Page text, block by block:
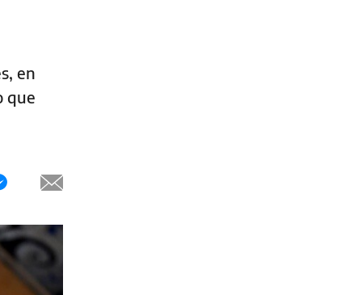
en
que